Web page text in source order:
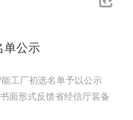
单公示
工厂初选名单予以公示
面形式反馈省经信厅装备